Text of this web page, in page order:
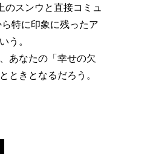
スンウと直接コミュ
特に印象に残ったア
う。
あなたの「幸せの欠
ときとなるだろう。